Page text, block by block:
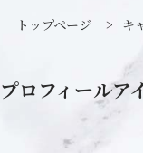
トップページ > キ
プロフィールア